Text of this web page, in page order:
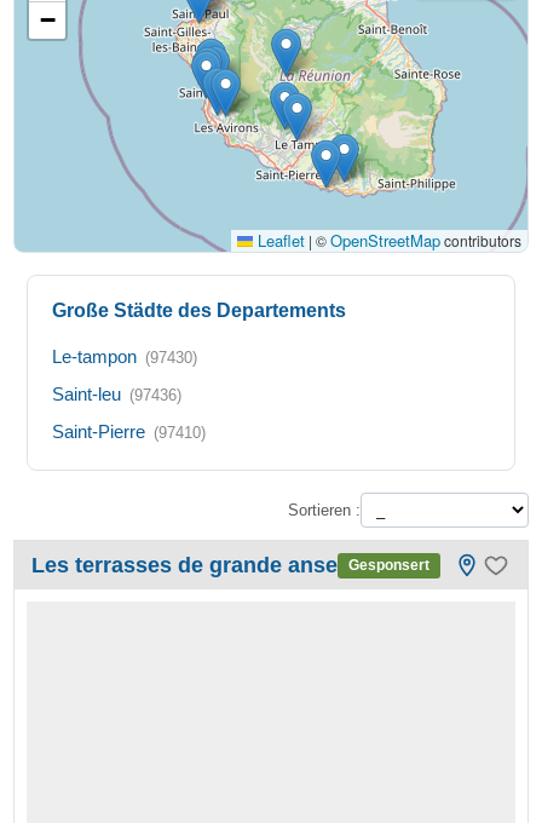
−
Leaflet | ©OpenStreetMapcontributors
Große Städte des Departements
Le-tampon (97430)
Saint-leu (97436)
Saint-Pierre (97410)
Sortieren :
Les terrasses de grande anse Gesponsert